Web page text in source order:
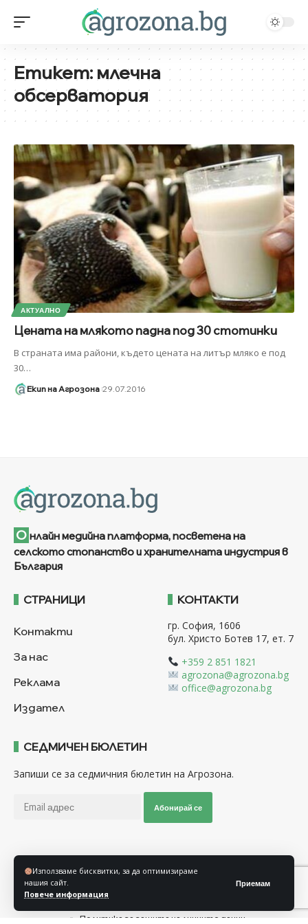
Използваме бисквитки, за да оптимизираме
нашия сайт.
Повече информация
Приемам
Етикет:млечна
обсерватория
АКТУАЛНО
Цената на млякото падна под 30 стотинки
В страната има райони, където цената на литър мляко е под
30…
Екип на Агрозона 29.07.2016
О нлайн медийна платформа, посветена на
селското стопанство и хранителната индустрия в
България
СТРАНИЦИ
Контакти
За нас
Реклама
Издател
КОНТАКТИ
гр. София, 1606
бул. Христо Ботев 17, ет. 7
+359 2 851 1821
agrozona@agrozona.bg
office@agrozona.bg
СЕДМИЧЕН БЮЛЕТИН
Запиши се за седмичния бюлетин на Агрозона.
Абонирай се
Общи условия
Политика за защита на личните данни